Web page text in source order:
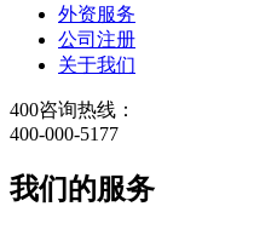
外资服务
公司注册
关于我们
400咨询热线：
400-000-5177
我们的服务